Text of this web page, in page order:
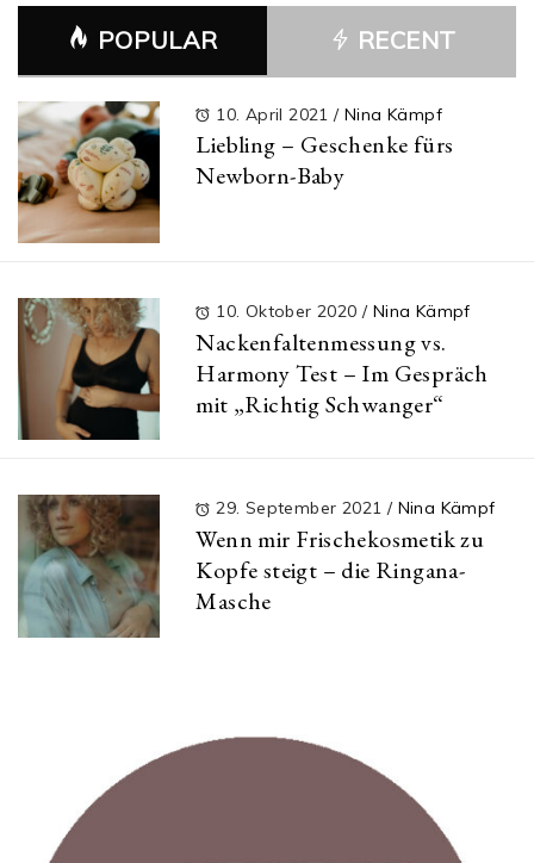
POPULAR RECENT
10. April 2021/ Nina Kämpf
Liebling – Geschenke fürs
Newborn-Baby
10. Oktober 2020 / Nina Kämpf
Nackenfaltenmessung vs.
Harmony Test – Im Gespräch
mit „Richtig Schwanger“
29. September 2021 / Nina Kämpf
Wenn mir Frischekosmetik zu
Kopfe steigt – die Ringana-
Masche